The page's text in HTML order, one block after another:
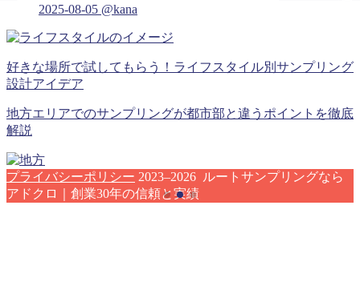
2025-08-05 @kana
好きな場所で試してもらう！ライフスタイル別サンプリング
設計アイデア
地方エリアでのサンプリングが都市部と違うポイントを徹底
解説
プライバシーポリシー 2023–2026 ルートサンプリングなら
アドクロ｜創業30年の信頼と実績